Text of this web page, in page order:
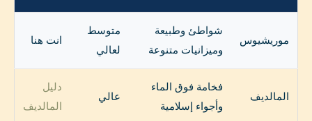
موريشيوس
شواطئ وطبيعة
وميزانيات متنوعة
متوسط
لعالي
انت هنا
المالديف
فخامة فوق الماء
وأجواء إسلامية
عالي
دليل
المالديف